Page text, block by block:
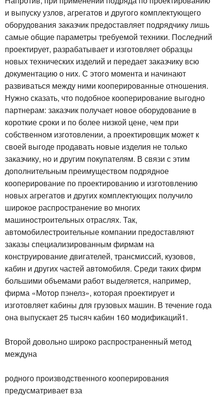
и выпуску узлов, агрегатов и другого комплектующего
оборудования заказчик предоставляет подрядчику лишь
самые общие параметры требуемой техники. Последний
проектирует, разрабатывает и изготовляет образцы
новых технических изделий и передает заказчику всю
документацию о них. С этого момента и начинают
развиваться между ними кооперированные отношения.
Нужно сказать, что подобное кооперирование выгодно
партнерам: заказчик получает новое оборудование в
короткие сроки и по более низкой цене, чем при
собственном изготовлении, а проектировщик может к
своей выгоде продавать новые изделия не только
заказчику, но и другим покупателям. В связи с этим
дополнительным преимуществом подрядное
кооперирование по проектированию и изготовлению
новых агрегатов и других комплектующих получило
широкое распространение во многих
машиностроительных отраслях. Так,
автомобилестроительные компании предоставляют
заказы специализированным фирмам на
конструирование двигателей, трансмиссий, кузовов,
кабин и других частей автомобиля. Среди таких фирм
большими объемами работ выделяется, например,
фирма «Мотор пэнелз», которая проектирует и
изготовляет кабины для грузовых машин. В течение года
она выпускает 25 тысяч кабин 160 модификаций1.
Второй довольно широко распространенный метод
междуна
родного производственного кооперирования
предусматривает вза